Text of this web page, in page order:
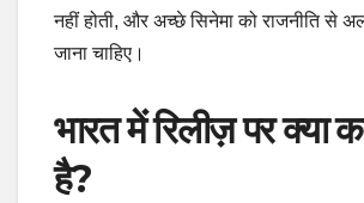
नहीं होती, और अच्छे सिनेमा को राजनीति से
जाना चाहिए।
भारत में रिलीज़ पर क्या
है?